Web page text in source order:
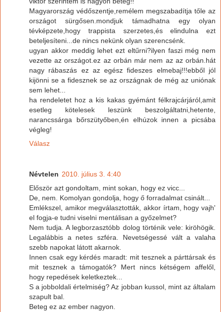
Magyarország védőszentje,remélem megszabadítja tőle az
országot sürgősen.mondjuk támadhatna egy olyan
tévképzete,hogy trappista szerzetes,és elindulna ezt
beteljesíteni...de nincs nekünk olyan szerencsénk.
ugyan akkor meddig lehet ezt eltűrni?ilyen faszi még nem
vezette az országot.ez az orbán már nem az az orbán.hát
nagy rábaszás ez az egész fideszes elmebaj!!!ebből jól
kijönni se a fidesznek se az országnak de még az uniónak
sem lehet...
ha rendeletet hoz a kis kakas gyémánt félkrajcárjáról,amit
esetleg kötelesek leszünk beszolgáltatni,hetente,
narancssárga bőrszütyőben,én elhúzok innen a picsába
végleg!
Válasz
Névtelen 2010. július 3. 4:40
Először azt gondoltam, mint sokan, hogy ez vicc...
De, nem. Komolyan gondolja, hogy ő forradalmat csinált...
Emlékszel, amikor megválasztották, akkor írtam, hogy vajh'
el fogja-e tudni viselni mentálisan a győzelmet?
Nem tudja. A legborzasztóbb dolog történik vele: kiröhögik.
Legalábbis a netes szféra. Nevetségessé vált a valaha
szebb napokat látott akarnok.
Innen csak egy kérdés maradt: mit tesznek a párttársak és
mit tesznek a támogatók? Mert nincs kétségem affelől,
hogy repedések keletkeztek...
S a jobboldali értelmiség? Az jobban kussol, mint az általam
szapult bal.
Beteg ez az ember nagyon.